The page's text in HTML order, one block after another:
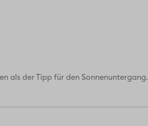
als der Tipp für den Sonnenuntergang.